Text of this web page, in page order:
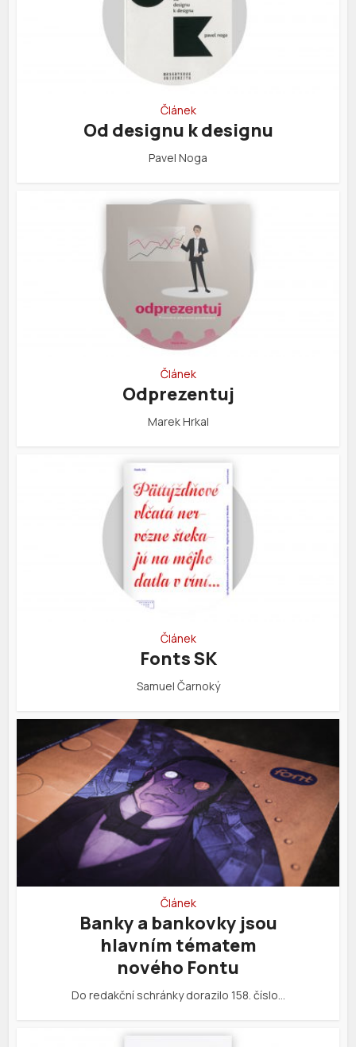
Článek
Od designu k designu
Pavel Noga
Článek
Odprezentuj
Marek Hrkal
Článek
Fonts SK
Samuel Čarnoký
Článek
Banky a bankovky jsou
hlavním tématem
nového Fontu
Do redakční schránky dorazilo 158. číslo…